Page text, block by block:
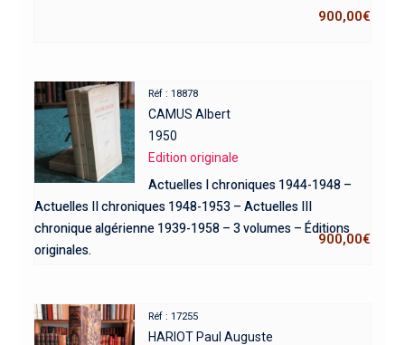
900,00€
Réf : 18878
CAMUS Albert
1950
Edition originale
Actuelles I chroniques 1944-1948 –
Actuelles II chroniques 1948-1953 – Actuelles III
chronique algérienne 1939-1958 – 3 volumes – Éditions
originales.
900,00€
Réf : 17255
HARIOT Paul Auguste